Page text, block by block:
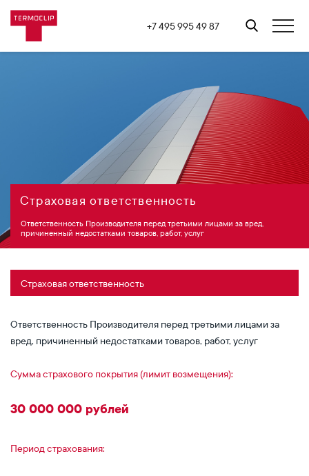
+7 495 995 49 87
Страховая ответственность
Ответственность Производителя перед третьими лицами за вред,
причиненный недостатками товаров, работ, услуг
Страховая ответственность
Ответственность Производителя перед третьими лицами за
вред, причиненный недостатками товаров, работ, услуг
Сумма страхового покрытия (лимит возмещения):
30 000 000 рублей
Период страхования: